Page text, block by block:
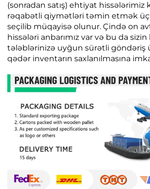
(sonradan satış) ehtiyat hissələrimiz
rəqabətli qiymətləri təmin etmək
seçilib müqayisə olunur. Çində on
hissələri anbarımız var və bu da
tələblərinizə uyğun sürətli göndəriş
qədər inventarın saxlanılmasına